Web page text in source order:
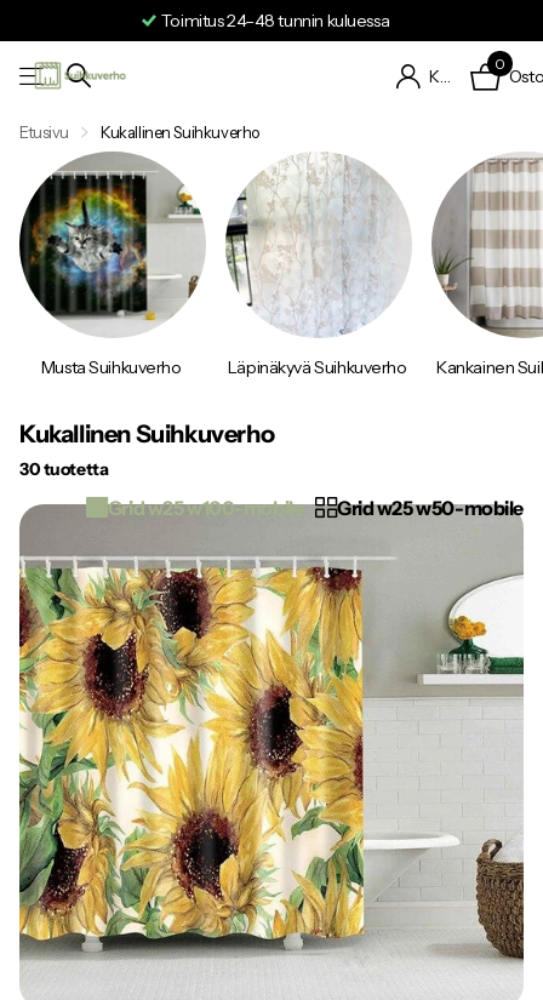
Ilmainen toimitus kotiisi
0
Etusivu Kukallinen Suihkuverho
Musta Suihkuverho Läpinäkyvä Suihkuverho Kankainen
Kukallinen Suihkuverho
30 tuotetta
Grid w25 w100-mobile Grid w25 w50-mobile